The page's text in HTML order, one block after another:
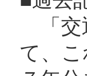
「交
て、